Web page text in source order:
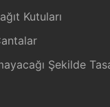
Kutuları
Şekilde